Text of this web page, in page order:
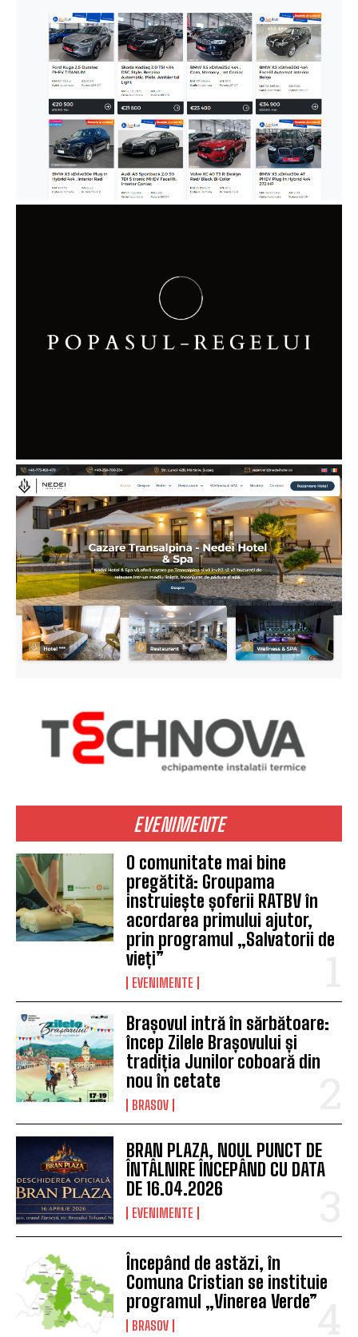
EVENIMENTE
O comunitate mai bine
pregătită: Groupama
instruiește șoferii RATBV în
acordarea primului ajutor,
prin programul „Salvatorii de
vieți”
EVENIMENTE
Brașovul intră în sărbătoare:
încep Zilele Brașovului și
tradiția Junilor coboară din
nou în cetate
BRASOV
BRAN PLAZA, NOUL PUNCT DE
ÎNTÂLNIRE ÎNCEPÂND CU DATA
DE 16.04.2026
EVENIMENTE
Începând de astăzi, în
Comuna Cristian se instituie
programul „Vinerea Verde”
BRASOV